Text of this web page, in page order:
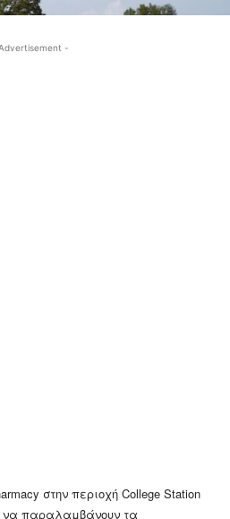
-
στην περιοχή College Station
να παραλαμβάνουν τα